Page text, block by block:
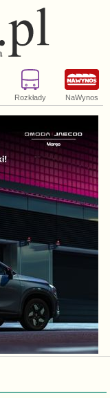
Rozkłady NaWynos